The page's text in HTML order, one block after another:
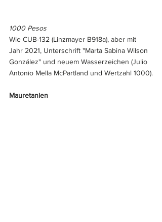
1000 Pesos
Wie CUB-132 (Linzmayer B918a), aber mit
Jahr 2021, Unterschrift "Marta Sabina Wilson
González" und neuem Wasserzeichen (Julio
Antonio Mella McPartland und Wertzahl 1000).
Mauretanien